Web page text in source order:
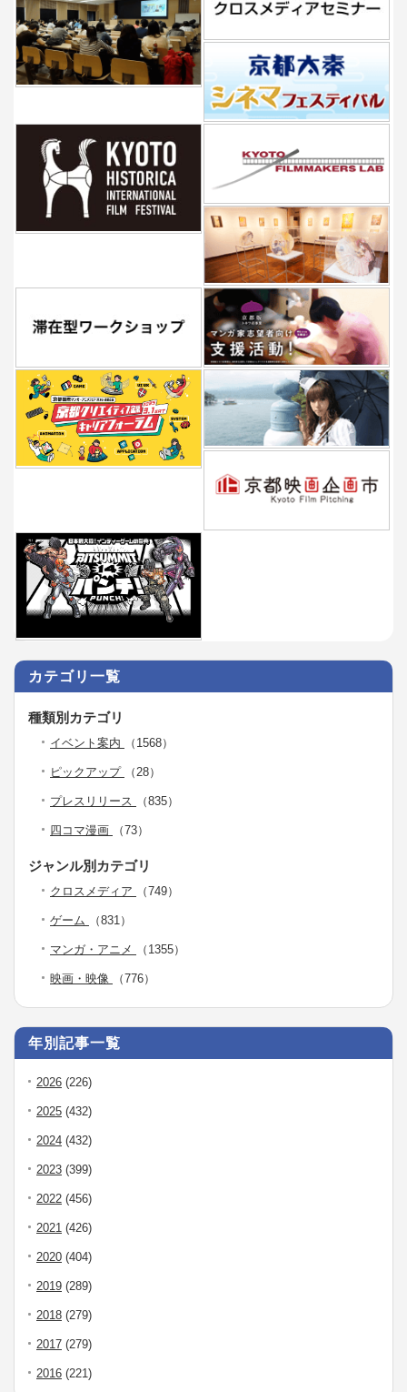
カテゴリ一覧
種類別カテゴリ
イベント案内 （1568）
ピックアップ （28）
プレスリリース （835）
四コマ漫画 （73）
ジャンル別カテゴリ
クロスメディア （749）
ゲーム （831）
マンガ・アニメ （1355）
映画・映像 （776）
年別記事一覧
2026 (226)
2025 (432)
2024 (432)
2023 (399)
2022 (456)
2021 (426)
2020 (404)
2019 (289)
2018 (279)
2017 (279)
2016 (221)